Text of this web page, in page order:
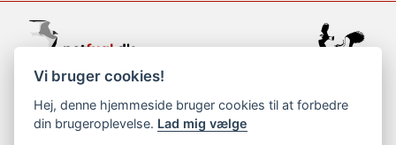
support@netfugl.dk
copyright © 2002-2023
Vi bruger cookies!
Hej, denne hjemmeside bruger cookies til at forbedre
din brugeroplevelse. Lad mig vælge